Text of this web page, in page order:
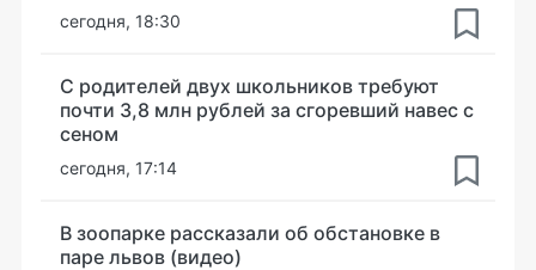
сегодня, 18:30
С родителей двух школьников требуют
почти 3,8 млн рублей за сгоревший навес с
сеном
сегодня, 17:14
В зоопарке рассказали об обстановке в
паре львов (видео)